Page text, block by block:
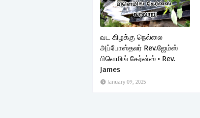
வட கிழக்கு நெல்லை
அப்போஸ்தலர் Rev.ஜேம்ஸ்
பிளெமிங் கேர்ன்ஸ் • Rev.
James
January 09, 2025